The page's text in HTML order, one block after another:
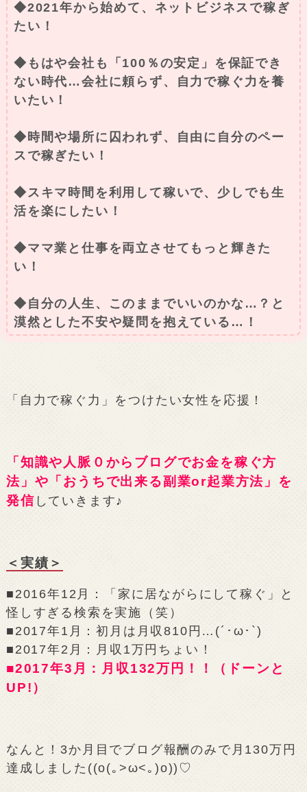
◆2021年から始めて、ネットビジネスで稼ぎ
たい！
◆もはや会社も「100％の安定」を保証でき
ない時代…会社に頼らず、自力で稼ぐ力を養
いたい！
◆時間や場所に囚われず、自由に自分のペー
スで稼ぎたい！
◆スキマ時間を利用して稼いで、少しでも生
活を楽にしたい！
◆ママ業と仕事を両立させてもっと輝きた
い！
◆自分の人生、このままでいいのかな…？と
漠然とした不安や疑問を抱えている…！
「自力で稼ぐ力」をつけたい女性を応援！
「知識や人脈０からブログでお金を稼ぐ方
法」や「おうちで出来る副業or起業方法」を
発信 していきます♪
＜実績＞
■2016年12月：「家に居ながらにして稼ぐ」と
怪しすぎる検索を実施（笑）
■2017年1月：初月は月収810円…(´･ω･`)
■2017年2月：月収1万円ちょい！
■2017年3月：月収132万円！！（ドーンと
UP!）
なんと！3か月目でブログ報酬のみで月130万円
達成しました((o(｡>ω<｡)o))♡